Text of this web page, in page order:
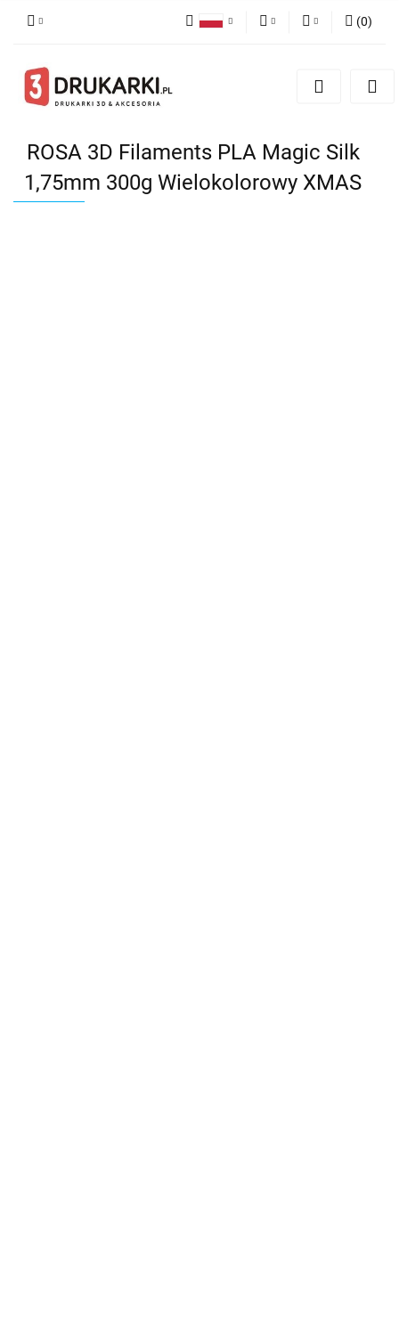
English
Zarejestruj się
(0)
ROSA 3D Filaments PLA Magic Silk
1,75mm 300g Wielokolorowy XMAS